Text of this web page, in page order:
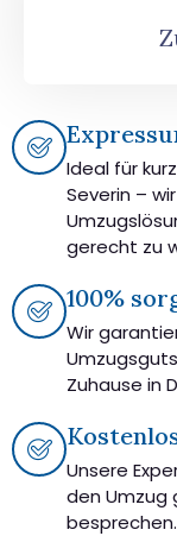
Ideal für
Severin –
gerecht zu
100%
Wir
Zuhause in
Unsere
den Umzug
besprechen.